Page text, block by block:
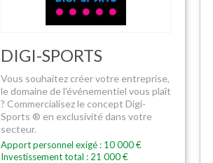
DIGI-SPORTS
Vous souhaitez créer votre entreprise,
le domaine de l'événementiel vous plaît
? Commercialisez le concept Digi-
Sports ® en exclusivité dans votre
secteur.
Apport personnel exigé : 10 000 €
Investissement total : 21 000 €